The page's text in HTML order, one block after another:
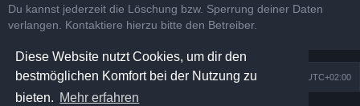
Diese Website nutzt Cookies, um dir den
bestmöglichen Komfort bei der Nutzung zu
bieten. Mehr erfahren
Du kannst jederzeit die Löschung bzw. Sperrung deiner Daten
verlangen. Kontaktiere hierzu bitte den Betreiber.
Köln Bonner Astrotreff Alle Zeiten sind UTC+02:00